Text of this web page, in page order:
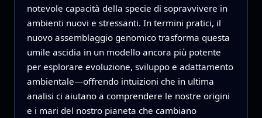
notevole capacità della specie di sopravvivere in
ambienti nuovi e stressanti. In termini pratici, il
nuovo assemblaggio genomico trasforma questa
umile ascidia in un modello ancora più potente
per esplorare evoluzione, sviluppo e adattamento
ambientale—offrendo intuizioni che in ultima
analisi ci aiutano a comprendere le nostre origini
e i mari del nostro pianeta che cambiano